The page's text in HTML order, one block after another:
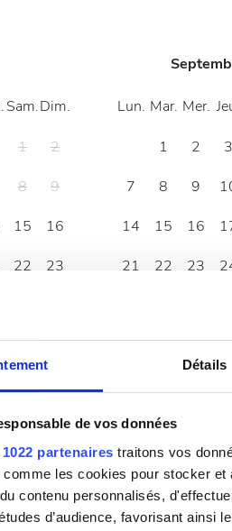
Détails
de vos données
partenaires traitons vos
comme les cookies pour stocker
contenu personnalisés,
d’audience, favorisant ainsi
Sam.Dim.
1
2
8
9
15
16
22
23
Lun. Mar. Mer.
1 2 3
7
8 9
14
15 16
21
22 23
07:00 - 21:00